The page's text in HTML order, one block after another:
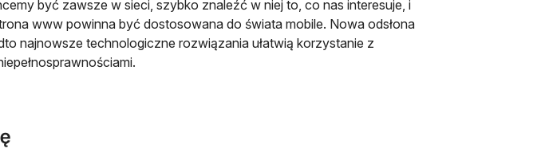
być zawsze w sieci, szybko znaleźć w niej to, co nas interesuje, i
www powinna być dostosowana do świata mobile. Nowa odsłona
najnowsze technologiczne rozwiązania ułatwią korzystanie z